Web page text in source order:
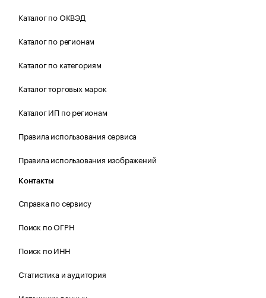
Каталог по ОКВЭД
Каталог по регионам
Каталог по категориям
Каталог торговых марок
Каталог ИП по регионам
Правила использования сервиса
Правила использования изображений
Контакты
Справка по сервису
Поиск по ОГРН
Поиск по ИНН
Статистика и аудитория